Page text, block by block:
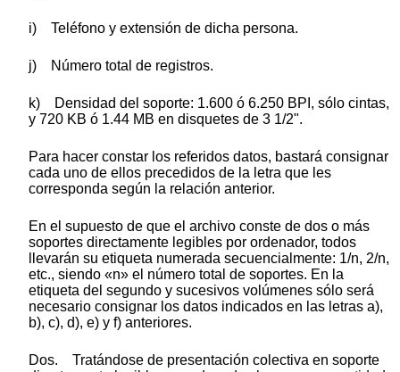
i) Teléfono y extensión de dicha persona.
j) Número total de registros.
k) Densidad del soporte: 1.600 ó 6.250 BPI, sólo cintas,
y 720 KB ó 1.44 MB en disquetes de 3 1/2".
Para hacer constar los referidos datos, bastará consignar
cada uno de ellos precedidos de la letra que les
corresponda según la relación anterior.
En el supuesto de que el archivo conste de dos o más
soportes directamente legibles por ordenador, todos
llevarán su etiqueta numerada secuencialmente: 1/n, 2/n,
etc., siendo «n» el número total de soportes. En la
etiqueta del segundo y sucesivos volúmenes sólo será
necesario consignar los datos indicados en las letras a),
b), c), d), e) y f) anteriores.
Dos. Tratándose de presentación colectiva en soporte